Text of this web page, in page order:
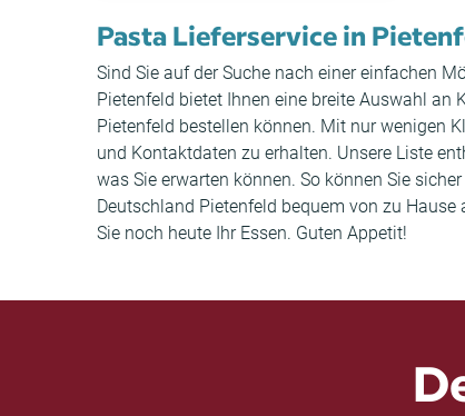
Pasta Lieferservice in
Sind Sie auf der Suche nach einer einfachen
Pietenfeld bietet Ihnen eine breite Auswahl an
Pietenfeld bestellen können. Mit nur wenigen
und Kontaktdaten zu erhalten. Unsere Liste
was Sie erwarten können. So können Sie
Deutschland Pietenfeld bequem von zu
Sie noch heute Ihr Essen. Guten Appetit!